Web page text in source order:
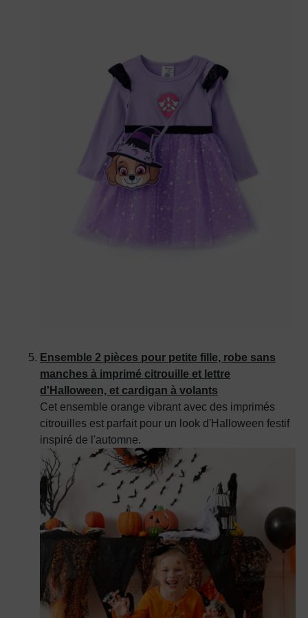
Ensemble 2 pièces pour petite fille, robe sans
manches à imprimé citrouille et lettre
d'Halloween, et cardigan à volants
Cet ensemble orange vibrant avec des imprimés
citrouilles est parfait pour un look d'Halloween festif
inspiré de l'automne.